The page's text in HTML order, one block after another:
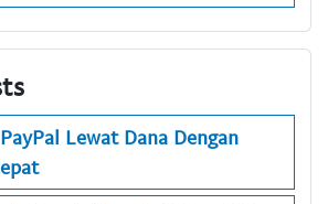
Lewat Dana Dengan